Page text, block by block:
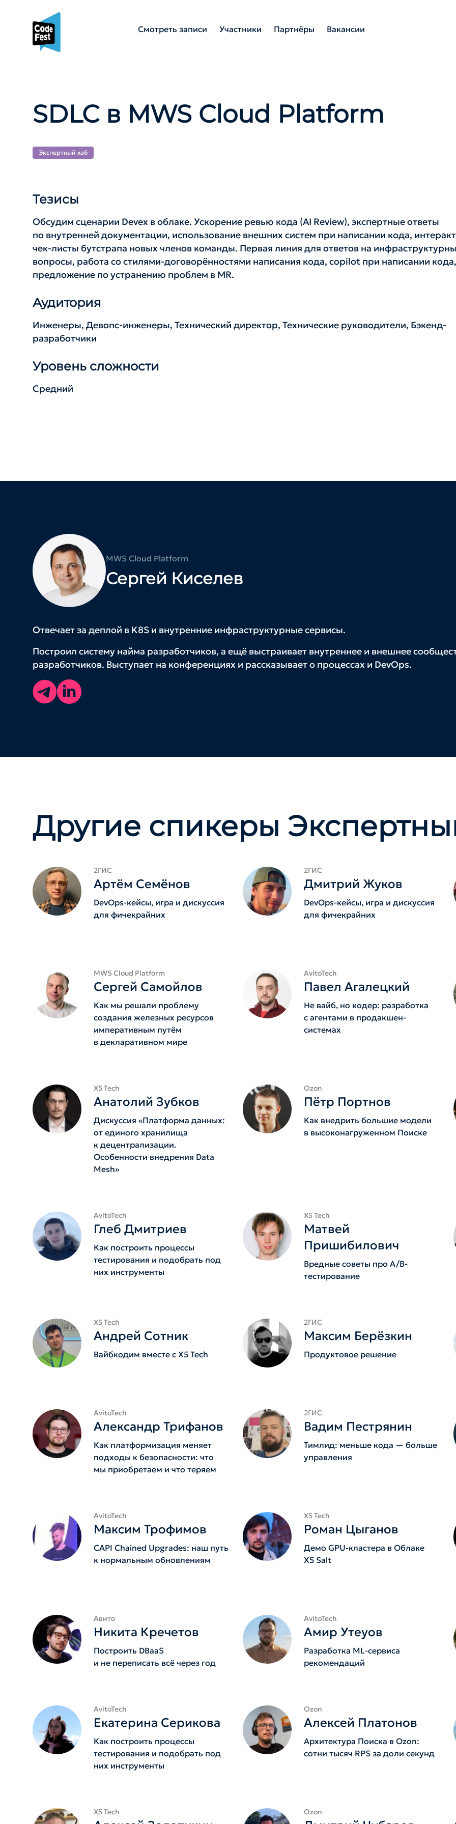
Смотреть записи Участники Партнёры Вакансии
SDLC в MWS Cloud Platform
Экспертный хаб
Тезисы
Обсудим сценарии Devex в облаке. Ускорение ревью кода (AI Review), экспертные ответы
по внутренней документации, использование внешних систем при написании кода,
чек-листы бутстрапа новых членов команды. Первая линия для ответов на
вопросы, работа со стилями-договорённостями написания кода, copilot при написании кода,
предложение по устранению проблем в MR.
Аудитория
Инженеры, Девопс-инженеры, Технический директор, Технические руководители, Бэкенд-
разработчики
Уровень сложности
Средний
MWS Cloud Platform
Сергей Киселев
Отвечает за деплой в K8S и внутренние инфраструктурные сервисы.
Построил систему найма разработчиков, а ещё выстраивает внутреннее и внешнее
разработчиков. Выступает на конференциях и рассказывает о процессах и DevOps.
Другие спикеры
2ГИС
Артём Семёнов
DevOps-кейсы, игра и дискуссия
для фичекрайних
2ГИС
Дмитрий Жуков
DevOps-кейсы, игра и дискуссия
для фичекрайних
MWS Cloud Platform
Сергей Самойлов
Как мы решали проблему
создания железных ресурсов
императивным путëм
в декларативном мире
AvitoTech
Павел Агалецкий
Не вайб, но кодер: разработка
с агентами в продакшен-
системах
X5 Tech
Анатолий Зубков
Дискуссия «Платформа данных:
от единого хранилища
к децентрализации.
Особенности внедрения Data
Mesh»
Ozon
Пётр Портнов
Как внедрить большие модели
в высоконагруженном Поиске
AvitoTech
Глеб Дмитриев
Как построить процессы
тестирования и подобрать под
них инструменты
X5 Tech
Матвей
Пришибилович
Вредные советы про A/B-
тестирование
X5 Tech
Андрей Сотник
Вайбкодим вместе с X5 Tech
2ГИС
Максим Берёзкин
Продуктовое решение
AvitoTech
Александр Трифанов
Как платформизация меняет
подходы к безопасности: что
мы приобретаем и что теряем
2ГИС
Вадим Пестрянин
Тимлид: меньше кода — больше
управления
AvitoTech
Максим Трофимов
CAPI Chained Upgrades: наш путь
к нормальным обновлениям
X5 Tech
Роман Цыганов
Демо GPU-кластера в Облаке
X5 Salt
Авито
Никита Кречетов
Построить DBaaS
и не переписать всё через год
AvitoTech
Амир Утеуов
Разработка ML-сервиса
рекомендаций
AvitoTech
Екатерина Серикова
Как построить процессы
тестирования и подобрать под
них инструменты
Ozon
Алексей Платонов
Архитектура Поиска в Ozon:
сотни тысяч RPS за доли секунд
X5 Tech Ozon